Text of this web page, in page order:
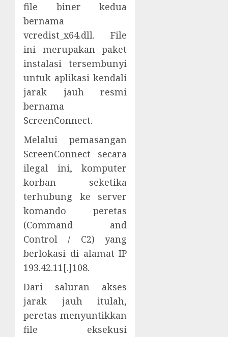
file biner kedua
bernama
vcredist_x64.dll. File
ini merupakan paket
instalasi tersembunyi
untuk aplikasi kendali
jarak jauh resmi
bernama
ScreenConnect.
Melalui pemasangan
ScreenConnect secara
ilegal ini, komputer
korban seketika
terhubung ke server
komando peretas
(Command and
Control / C2) yang
berlokasi di alamat IP
193.42.11[.]108.
Dari saluran akses
jarak jauh itulah,
peretas menyuntikkan
file eksekusi